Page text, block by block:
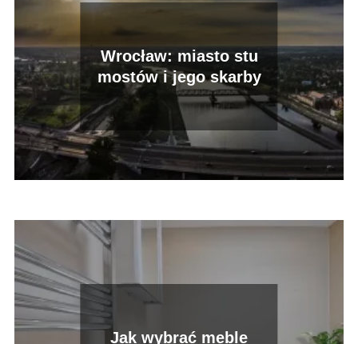
Wrocław: miasto stu
mostów i jego skarby
Jak wybrać meble